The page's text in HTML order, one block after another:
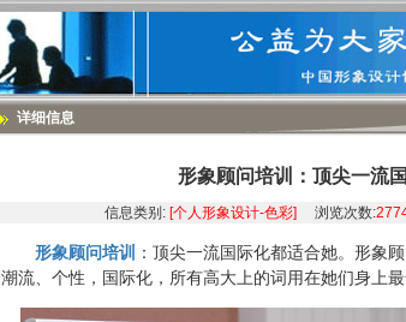
详细信息
形象顾问培训：顶尖一流
信息类别: [个人形象设计-色彩] 浏览次数:
形象顾问培训
：顶尖一流国际化都适合她。形象
潮流、个性，国际化，所有高大上的词用在她们身上最